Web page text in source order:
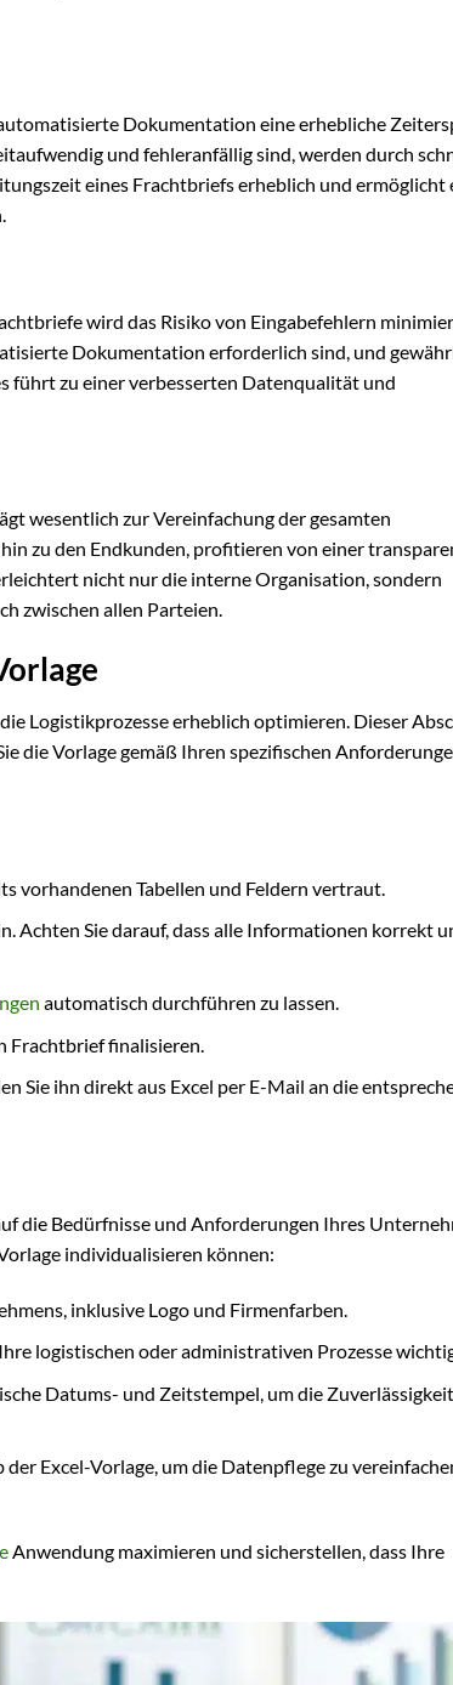
Dokumentation eine erhebliche
und fehleranfällig sind, werden durch
eines Frachtbriefs erheblich und ermöglicht
wird das Risiko von Eingabefehlern
Dokumentation erforderlich sind, und
führt zu einer verbesserten Datenqualität und
wesentlich zur Vereinfachung der gesamten
zu den Endkunden, profitieren von einer
nicht nur die interne Organisation, sondern
zwischen allen Parteien.
Logistikprozesse erheblich optimieren. Dieser
die Vorlage gemäß Ihren spezifischen
vorhandenen Tabellen und Feldern vertraut.
Achten Sie darauf, dass alle Informationen korrekt
automatisch durchführen zu lassen.
Frachtbrief finalisieren.
Sie ihn direkt aus Excel per E-Mail an die
die Bedürfnisse und Anforderungen Ihres
individualisieren können:
inklusive Logo und Firmenfarben.
logistischen oder administrativen Prozesse
Datums- und Zeitstempel, um die
Excel-Vorlage, um die Datenpflege zu
Anwendung maximieren und sicherstellen, dass Ihre